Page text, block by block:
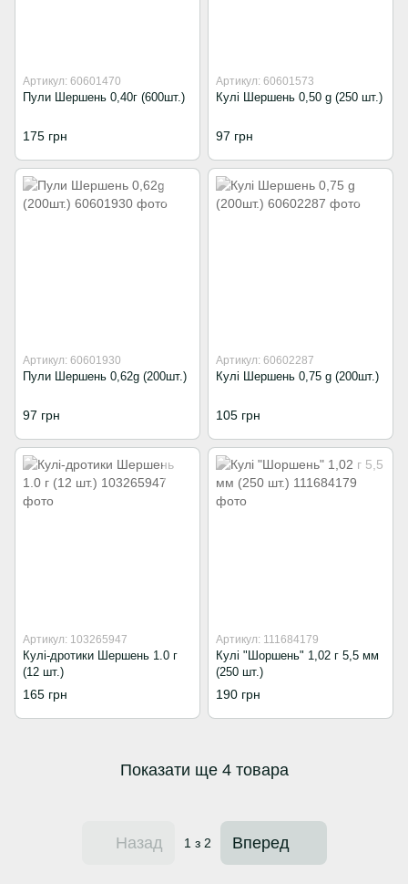
Артикул: 60601470
Пули Шершень 0,40г (600шт.)
175 грн
Артикул: 60601573
Кулі Шершень 0,50 g (250 шт.)
97 грн
Артикул: 60601930
Пули Шершень 0,62g (200шт.)
97 грн
Артикул: 60602287
Кулі Шершень 0,75 g (200шт.)
105 грн
Артикул: 103265947
Кулі-дротики Шершень 1.0 г
(12 шт.)
165 грн
Артикул: 111684179
Кулі "Шоршень" 1,02 г 5,5 мм
(250 шт.)
190 грн
Показати ще 4 товара
Назад 1з 2 Вперед